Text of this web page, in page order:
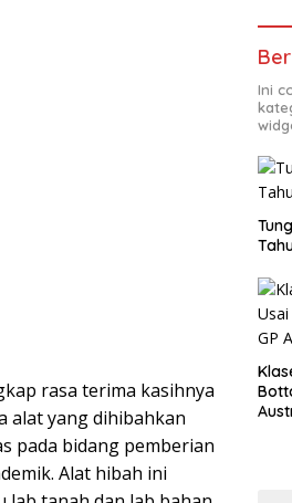
rasa terima kasihnya
alat yang dihibahkan
pada bidang pemberian
Alat hibah ini
Ini